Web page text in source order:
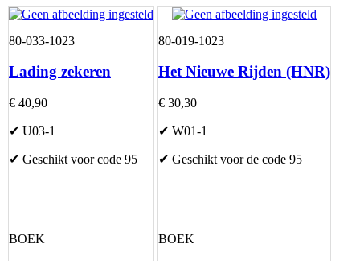
80-033-1023
Lading zekeren
€ 40,90
✔ U03-1
✔ Geschikt voor code 95
BOEK
80-019-1023
Het Nieuwe Rijden (HNR)
€ 30,30
✔ W01-1
✔ Geschikt voor de code 95
BOEK